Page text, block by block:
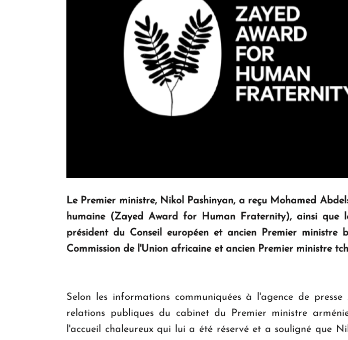
Le Premier ministre, Nikol Pashinyan, a reçu Mohamed
humaine (Zayed Award for Human Fraternity), ainsi que
président du Conseil européen et ancien Premier
Commission de l'Union africaine et ancien Premier ministre
Selon les informations communiquées à l'agence de
relations publiques du cabinet du Premier ministre
l'accueil chaleureux qui lui a été réservé et a souligné que